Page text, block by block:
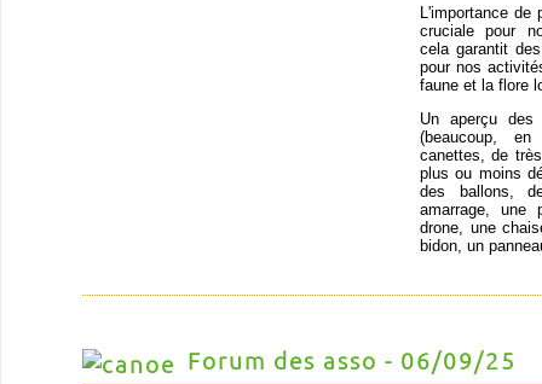
L'importance
cruciale pour
cela garantit
pour nos
faune et la flore
Un aperçu
(beaucoup,
canettes, de
plus ou moins
des ballons,
amarrage, une
drone, une
bidon, un
Forum des asso - 06/09/25